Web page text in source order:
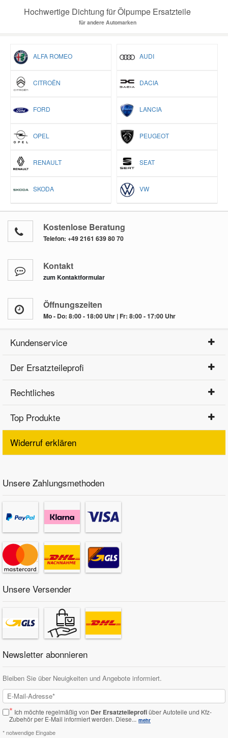
Hochwertige Dichtung für Ölpumpe Ersatzteile
für andere Automarken
ALFA ROMEO AUDI
CITROËN DACIA
FORD LANCIA
OPEL PEUGEOT
RENAULT SEAT
SKODA VW
Kostenlose Beratung
Telefon: +49 2161 639 80 70
Kontakt
zum Kontaktformular
Öffnungszeiten
Mo - Do: 8:00 - 18:00 Uhr | Fr: 8:00 - 17:00 Uhr
Kundenservice
Der Ersatzteileprofi
Rechtliches
Top Produkte
Widerruf erklären
Unsere Zahlungsmethoden
Unsere Versender
Newsletter abonnieren
Bleiben Sie über Neuigkeiten und Angebote informiert.
* Ich möchte regelmäßig von Der Ersatzteileprofiüber Autoteile und Kfz-
Zubehör per E-Mail informiert werden. Diese... mehr
* notwendige Eingabe